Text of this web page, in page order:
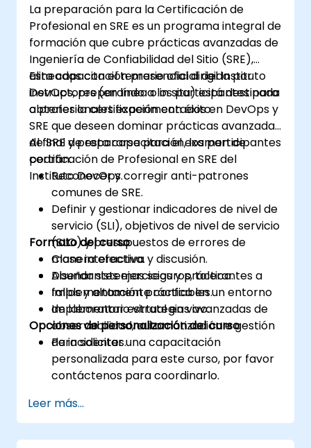
La preparación para la Certificación de
Profesional en SRE es un programa integral de
formación que cubre prácticas avanzadas de
Ingeniería de Confiabilidad del Sitio (SRE),
alineadas con el temario oficial del Instituto
DevOps, preparando a los participantes para
obtener la certificación con éxito.
Esta capacitación presencial dirigida por
instructores (en línea o in situ) está destinada
a profesionales experimentados en DevOps y
SRE que deseen dominar prácticas avanzadas
de SRE y prepararse para el examen de
certificación de Profesional en SRE del
Instituto DevOps.
Al final de esta capacitación, los participantes
podrán:
Reconocer y corregir anti-patrones
comunes de SRE.
Definir y gestionar indicadores de nivel de
servicio (SLI), objetivos de nivel de servicio
(SLO) y presupuestos de errores de
manera efectiva.
Diseñar sistemas seguros, tolerantes a
fallos y altamente confiables.
Implementar estrategias avanzadas de
observabilidad, automatización e gestión
de incidentes.
Formato del curso
Clase interactiva y discusión.
Abundantes ejercicios y práctica.
Implementación práctica en un entorno
de laboratorio virtual en vivo.
Opciones de personalización del curso
Para solicitar una capacitación
personalizada para este curso, por favor
contáctenos para coordinarlo.
Leer más...